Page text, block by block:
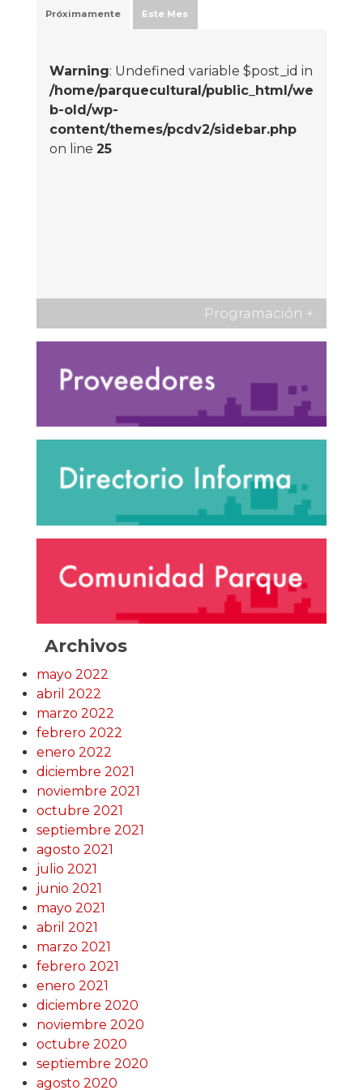
Próximamente Este Mes
Warning: Undefined variable $post_id in
/home/parquecultural/public_html/we
b-old/wp-
content/themes/pcdv2/sidebar.php
on line 25
Programación +
Archivos
mayo 2022
abril 2022
marzo 2022
febrero 2022
enero 2022
diciembre 2021
noviembre 2021
octubre 2021
septiembre 2021
agosto 2021
julio 2021
junio 2021
mayo 2021
abril 2021
marzo 2021
febrero 2021
enero 2021
diciembre 2020
noviembre 2020
octubre 2020
septiembre 2020
agosto 2020